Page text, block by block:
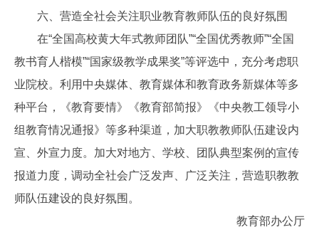
六、营造全社会关注职业教育教师队伍的良好氛围
在“全国高校黄大年式教师团队”“全国优秀教师”“全国
教书育人楷模”“国家级教学成果奖”等评选中，充分考虑职
业院校。利用中央媒体、教育媒体和教育政务新媒体等多
种平台，《教育要情》《教育部简报》《中央教工领导小
组教育情况通报》等多种渠道，加大职教教师队伍建设内
宣、外宣力度。加大对地方、学校、团队典型案例的宣传
报道力度，调动全社会广泛发声、广泛关注，营造职教教
师队伍建设的良好氛围。
教育部办公厅